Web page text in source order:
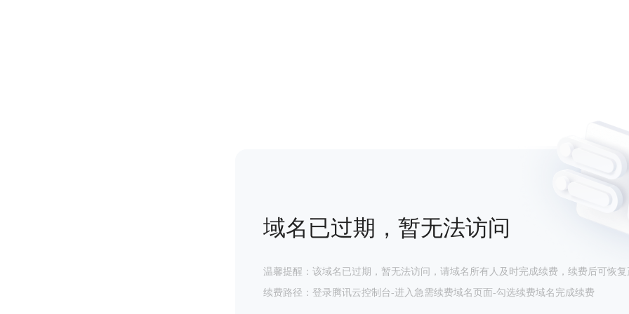
域名已过期，暂无法访问
温馨提醒：该域名已过期，暂无法访问，请域名所有人及时完成续费，续费后可恢复
续费路径：登录腾讯云控制台-进入急需续费域名页面-勾选续费域名完成续费